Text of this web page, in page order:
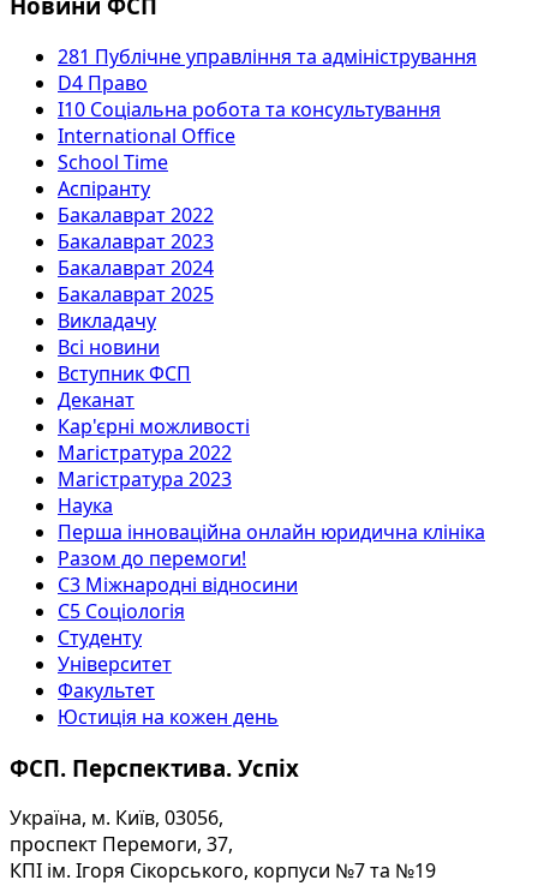
281 Публічне управління та адміністрування
D4 Право
I10 Соціальна робота та консультування
International Office
School Time
Аспіранту
Бакалаврат 2022
Бакалаврат 2023
Бакалаврат 2024
Бакалаврат 2025
Викладачу
Всі новини
Вступник ФСП
Деканат
Кар'єрні можливості
Магістратура 2022
Магістратура 2023
Наука
Перша інноваційна онлайн юридична клініка
Разом до перемоги!
С3 Міжнародні відносини
С5 Соціологія
Студенту
Університет
Факультет
Юстиція на кожен день
ФСП. Перспектива. Успіх
Україна, м. Київ, 03056,
проспект Перемоги, 37,
КПІ ім. Ігоря Сікорського, корпуси №7 та №19